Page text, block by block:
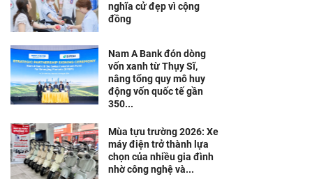
nghĩa cử đẹp vì cộng
đồng
Nam A Bank đón dòng
vốn xanh từ Thụy Sĩ,
nâng tổng quy mô huy
động vốn quốc tế gần
350...
Mùa tựu trường 2026: Xe
máy điện trở thành lựa
chọn của nhiều gia đình
nhờ công nghệ và...